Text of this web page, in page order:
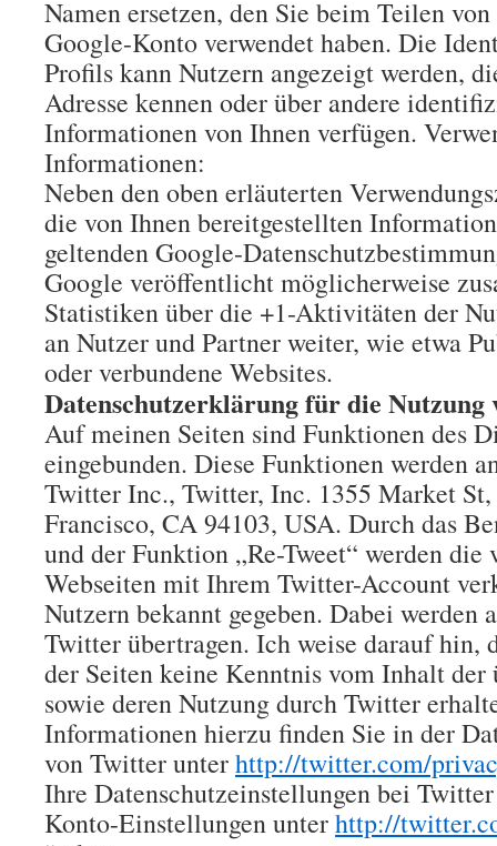
Namen ersetzen, den Sie beim Teilen
Google-Konto verwendet haben. Die
Profils kann Nutzern angezeigt werden,
Adresse kennen oder über andere
Informationen von Ihnen verfügen.
Informationen:
Neben den oben erläuterten
die von Ihnen bereitgestellten
geltenden Google-
Google veröffentlicht möglicherweise
Statistiken über die +1-Aktivitäten der
an Nutzer und Partner weiter, wie etwa
oder verbundene Websites.
Datenschutzerklärung für die Nutzung
Auf meinen Seiten sind Funktionen des
eingebunden. Diese Funktionen werden
Twitter Inc., Twitter, Inc. 1355 Market St,
Francisco, CA 94103, USA. Durch das
und der Funktion „Re-Tweet“ werden die
Webseiten mit Ihrem Twitter-Account
Nutzern bekannt gegeben. Dabei werden
Twitter übertragen. Ich weise darauf hin,
der Seiten keine Kenntnis vom Inhalt
sowie deren Nutzung durch Twitter
Informationen hierzu finden Sie in der
von Twitter unterhttp://twitter.com/
Ihre Datenschutzeinstellungen bei
Konto-Einstellungen unterhttp://